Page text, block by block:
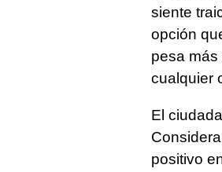
siente
opción
pesa más
cualquier
El
positivo